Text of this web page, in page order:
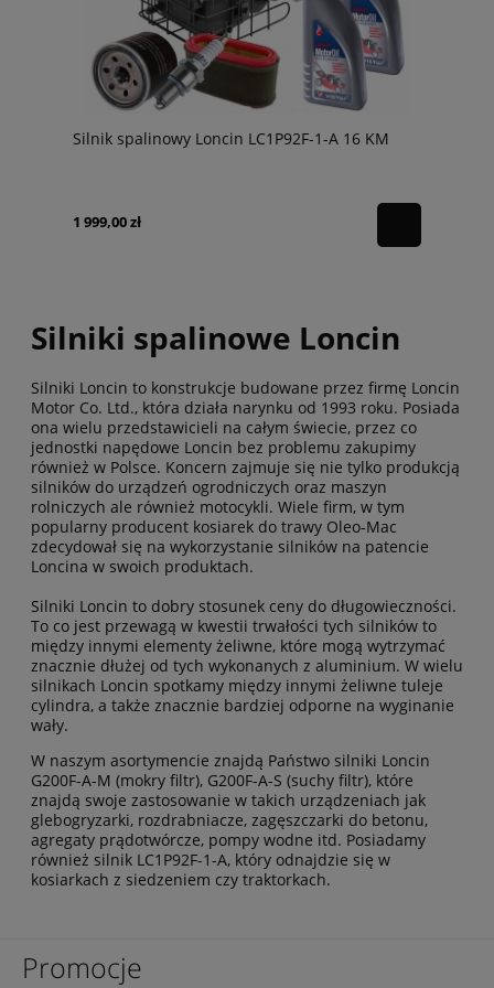
Silnik spalinowy Loncin LC1P92F-1-A 16 KM
1 999,00 zł
Silniki spalinowe Loncin
Silniki Loncin to konstrukcje budowane przez firmę Loncin
Motor Co. Ltd., która działa narynku od 1993 roku. Posiada
ona wielu przedstawicieli na całym świecie, przez co
jednostki napędowe Loncin bez problemu zakupimy
również w Polsce. Koncern zajmuje się nie tylko produkcją
silników do urządzeń ogrodniczych oraz maszyn
rolniczych ale również motocykli. Wiele firm, w tym
popularny producent kosiarek do trawy Oleo-Mac
zdecydował się na wykorzystanie silników na patencie
Loncina w swoich produktach.
Silniki Loncin to dobry stosunek ceny do długowieczności.
To co jest przewagą w kwestii trwałości tych silników to
między innymi elementy żeliwne, które mogą wytrzymać
znacznie dłużej od tych wykonanych z aluminium. W wielu
silnikach Loncin spotkamy między innymi żeliwne tuleje
cylindra, a także znacznie bardziej odporne na wyginanie
wały.
W naszym asortymencie znajdą Państwo silniki Loncin
G200F-A-M (mokry filtr), G200F-A-S (suchy filtr), które
znajdą swoje zastosowanie w takich urządzeniach jak
glebogryzarki, rozdrabniacze, zagęszczarki do betonu,
agregaty prądotwórcze, pompy wodne itd. Posiadamy
również silnik LC1P92F-1-A, który odnajdzie się w
kosiarkach z siedzeniem czy traktorkach.
Promocje